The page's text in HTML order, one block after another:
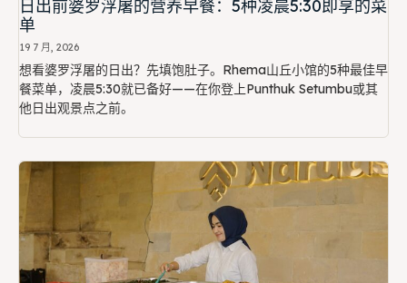
日出前婆罗浮屠的营养早餐：5种凌晨5:30即享的菜
单
19 7 月, 2026
想看婆罗浮屠的日出？先填饱肚子。Rhema山丘小馆的5种最佳早
餐菜单，凌晨5:30就已备好——在你登上Punthuk Setumbu或其
他日出观景点之前。